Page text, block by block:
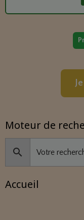
Moteur de
Accueil